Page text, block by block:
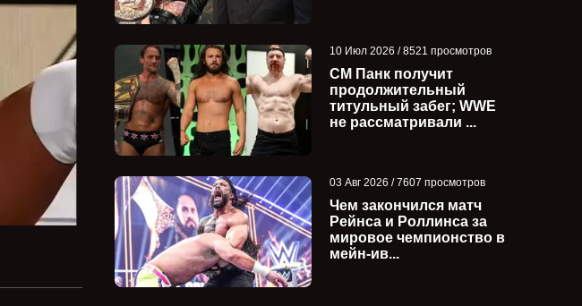
10 Июл 2026 / 8521 просмотров
СМ Панк получит
продолжительный
титульный забег; WWE
не рассматривали ...
03 Авг 2026 / 7607 просмотров
Чем закончился матч
Рейнса и Роллинса за
мировое чемпионство в
мейн-ив...